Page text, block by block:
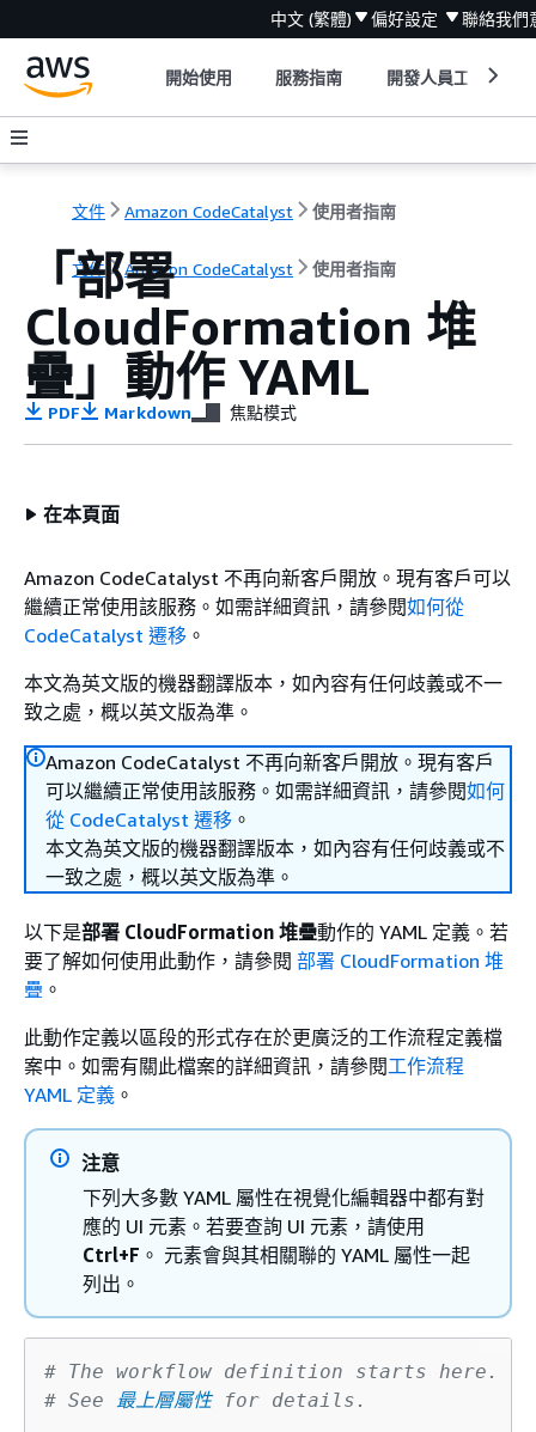
中文 (繁體) 偏好設定 聯絡我們
開始使用 服務指南 開發人員工具
文件 Amazon CodeCatalyst 使用者指南
文件 Amazon CodeCatalyst 使用者指南
「部署
CloudFormation 堆
疊」動作 YAML
PDF Markdown 焦點模式
在本頁面
Amazon CodeCatalyst 不再向新客戶開放。現有客戶可以
繼續正常使用該服務。如需詳細資訊，請參閱如何從
CodeCatalyst 遷移 。
本文為英文版的機器翻譯版本，如內容有任何歧義或不一
致之處，概以英文版為準。
Amazon CodeCatalyst 不再向新客戶開放。現有客戶
可以繼續正常使用該服務。如需詳細資訊，請參閱如何
從 CodeCatalyst 遷移 。
本文為英文版的機器翻譯版本，如內容有任何歧義或不
一致之處，概以英文版為準。
以下是部署 CloudFormation 堆疊動作的 YAML 定義。若
要了解如何使用此動作，請參閱 部署 CloudFormation 堆
疊 。
此動作定義以區段的形式存在於更廣泛的工作流程定義檔
案中。如需有關此檔案的詳細資訊，請參閱工作流程
YAML 定義 。
注意
下列大多數 YAML 屬性在視覺化編輯器中都有對
應的 UI 元素。若要查詢 UI 元素，請使用
Ctrl+F 。 元素會與其相關聯的 YAML 屬性一起
列出。
# The workflow definition starts here.
# See 最上層屬性 for details.